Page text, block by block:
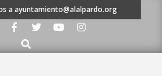
a ayuntamiento@alalpardo.org
Buscar